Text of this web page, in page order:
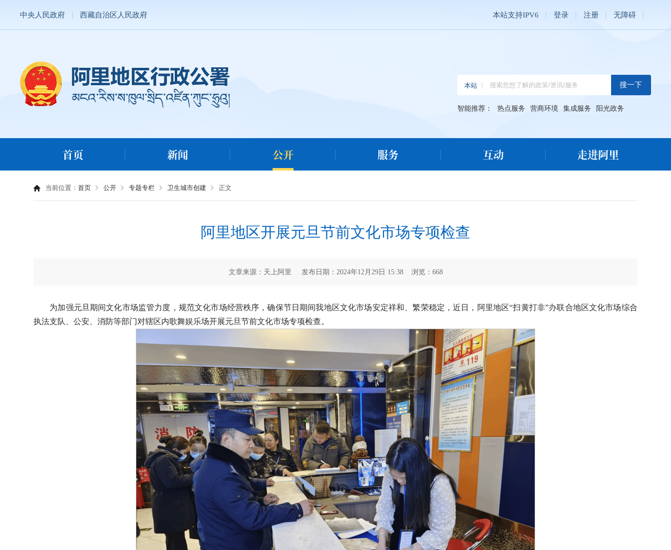
中央人民政府 西藏自治区人民政府 本站支持IPV6 登录 注册 无障碍
智能推荐： 热点服务 营商环境 集成服务 阳光政务
首页 新闻 公开 服务 互动 走进阿里
当前位置：首页 公开 专题专栏 卫生城市创建 正文
阿里地区开展元旦节前文化市场专项检查
文章来源：天上阿里 发布日期：2024年12月29日 15:38 浏览： 668
为加强元旦期间文化市场监管力度，规范文化市场经营秩序，确保节日期间我地区文化市场安定祥和、繁荣稳定，近日，阿里地区“扫黄打非”办联合地区文化市场综合
执法支队、公安、消防等部门对辖区内歌舞娱乐场开展元旦节前文化市场专项检查。